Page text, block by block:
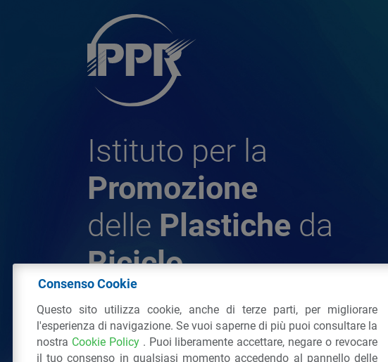
Istituto per la
Promozione
delle Plastiche da
Riciclo
© 2026 - IPPR Istituto per la Promozione delle Plastiche
da Riciclo
C.F. 97381090154
Consenso Cookie
Questo sito utilizza cookie, anche di terze parti, per migliorare
l'esperienza di navigazione. Se vuoi saperne di più puoi consultare la
nostra Cookie Policy . Puoi liberamente accettare, negare o revocare
il tuo consenso in qualsiasi momento accedendo al pannello delle